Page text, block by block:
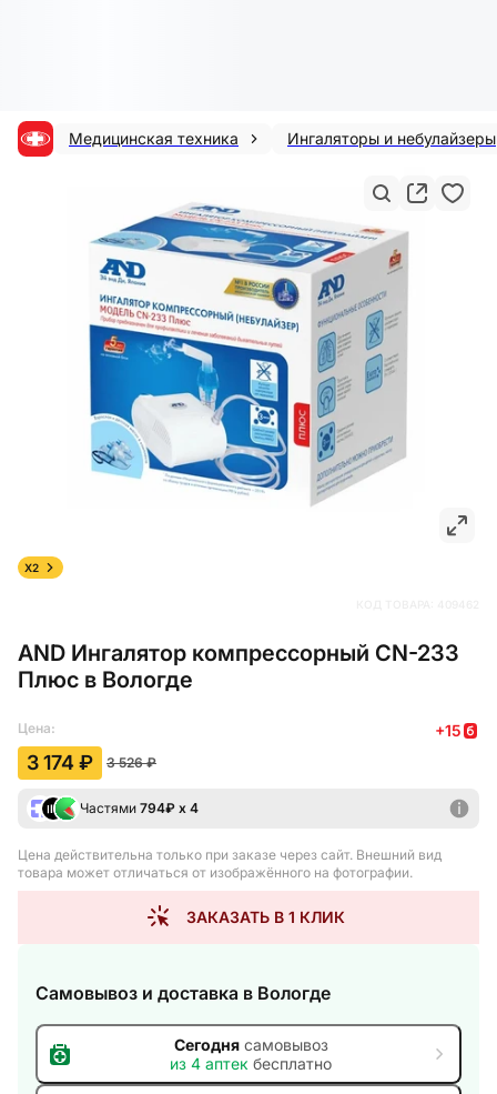
Медицинская техника Ингаляторы и небулайзеры
AND Ингалятор компрессорный CN-233
Плюс в Вологде
X2
Цена: +15
3 174 ₽ 3 526 ₽
Частями 794₽ х 4
Цена действительна только при заказе через сайт. Внешний вид
товара может отличаться от изображённого на фотографии.
ЗАКАЗАТЬ В 1 КЛИК
Самовывоз и доставка в Вологде
Сегоднясамовывоз
из 4 аптек бесплатно